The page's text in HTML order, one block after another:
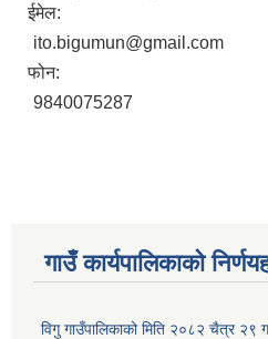
ईमेल:
ito.bigumun@gmail.com
फोन:
9840075287
गाउँ कार्यपालिकाकाे
विगु गाउँपालिकाको मिति २०८२ चैत्र २९